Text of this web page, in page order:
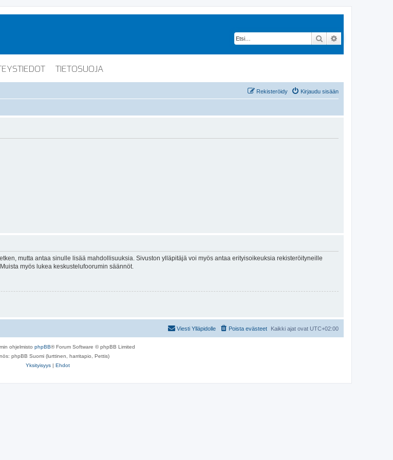
Etsi
TIETOSUOJA
Kirjaudu sisään
Rekisteröidy
mutta antaa sinulle lisää mahdollisuuksia. Sivuston ylläpitäjä voi myös antaa erityisoikeuksia rekisteröityneille
myös lukea keskustelufoorumin säännöt.
Kaikki ajat ovat UTC+02:00
Poista evästeet
Viesti Ylläpidolle
ohjelmisto phpBB® Forum Software © phpBB Limited
phpBB Suomi (lurttinen, harritapio, Pettis)
Yksityisyys | Ehdot